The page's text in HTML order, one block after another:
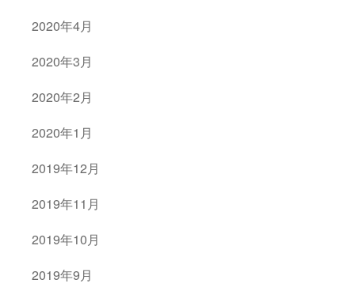
2020年4月
2020年3月
2020年2月
2020年1月
2019年12月
2019年11月
2019年10月
2019年9月